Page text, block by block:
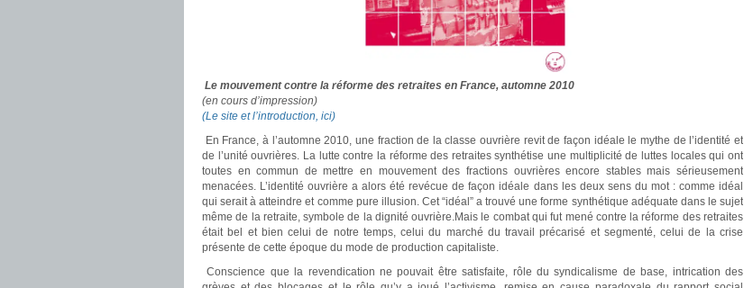
Le mouvement contre la réforme des retraites en France, automne 2010
(en cours d’impression)
(Le site et l’introduction, ici)
En France, à l’automne 2010, une fraction de la classe ouvrière revit de façon idéale le mythe de l’identité et
de l’unité ouvrières. La lutte contre la réforme des retraites synthétise une multiplicité de luttes locales qui ont
toutes en commun de mettre en mouvement des fractions ouvrières encore stables mais sérieusement
menacées. L’identité ouvrière a alors été revécue de façon idéale dans les deux sens du mot : comme idéal
qui serait à atteindre et comme pure illusion. Cet “idéal” a trouvé une forme synthétique adéquate dans le sujet
même de la retraite, symbole de la dignité ouvrière.Mais le combat qui fut mené contre la réforme des retraites
était bel et bien celui de notre temps, celui du marché du travail précarisé et segmenté, celui de la crise
présente de cette époque du mode de production capitaliste.
Conscience que la revendication ne pouvait être satisfaite, rôle du syndicalisme de base, intrication des